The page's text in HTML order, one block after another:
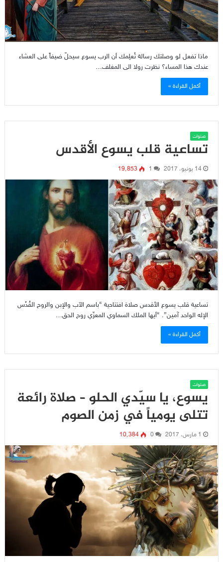
ماذا تفعل لو وصلتك رسالة تُعلِمك أن الرب يسوع سيحلّ ضيفاً على العشاء
عندك هذا المساء؟ نظرت رولا الى المغلف…
أكمل القراءة »
صلوات
تساعية قلب يسوع الأقدس
14 يونيو، 2017 1 19٬853
تساعية قلب يسوع الأقدس صلاة افتتاحية “باسم الآب والإبن والروح القُدُس
الإله الواحد آمين”. “أيها الملك السماوي المعزّي روح الحق…
أكمل القراءة »
صلوات
يسوع، يا سيّدي الحلو – صلاة رائعة
تتلى يومياً في زمن الصوم
1 مارس، 2017 0 10٬384